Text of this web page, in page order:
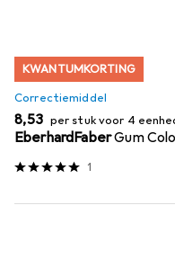
KWANTUMKORTING
Correctiemiddel
EUR
8,53 per stuk voor 4
EberhardFaberGum
1